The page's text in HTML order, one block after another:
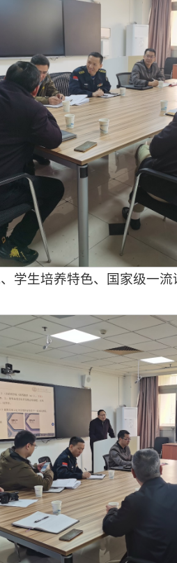
学生培养特色、国家级一